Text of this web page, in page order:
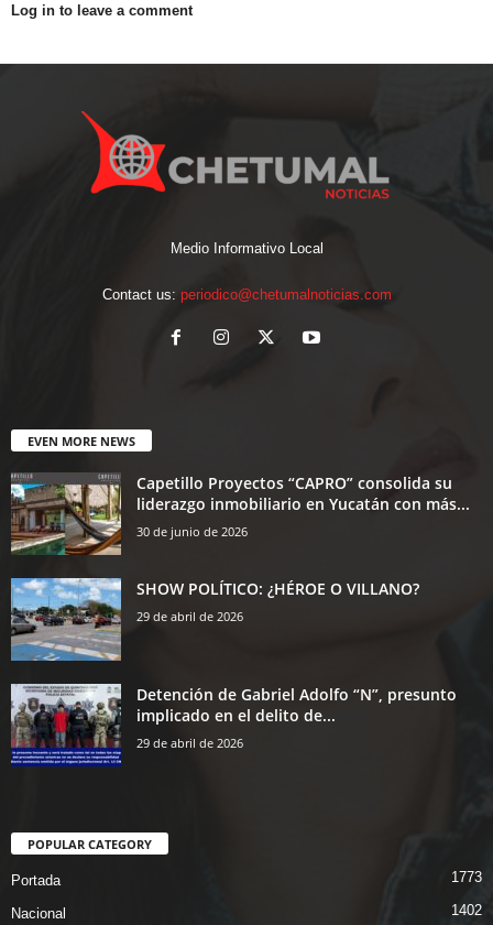
Log in to leave a comment
Medio Informativo Local
Contact us: periodico@chetumalnoticias.com
EVEN MORE NEWS
Capetillo Proyectos “CAPRO” consolida su
liderazgo inmobiliario en Yucatán con más...
30 de junio de 2026
SHOW POLÍTICO: ¿HÉROE O VILLANO?
29 de abril de 2026
Detención de Gabriel Adolfo “N”, presunto
implicado en el delito de...
29 de abril de 2026
POPULAR CATEGORY
Portada 1773
Nacional 1402